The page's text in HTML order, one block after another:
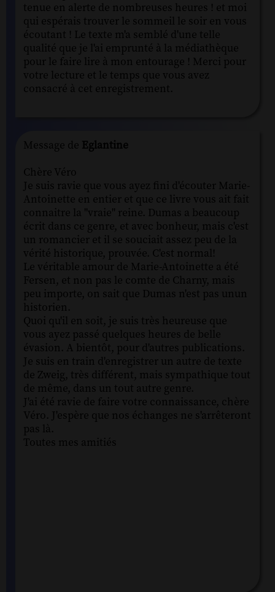
tenue en alerte de nombreuses heures ! et moi
qui espérais trouver le sommeil le soir en vous
écoutant ! Le texte m'a semblé d'une telle
qualité que je l'ai emprunté à la médiathèque
pour le faire lire à mon entourage ! Merci pour
votre lecture et le temps que vous avez
consacré à cet enregistrement.
Message de Eglantine
Chère Véro
Je suis ravie que vous ayez fini d'écouter Marie-
Antoinette en entier et que ce livre vous ait fait
connaitre la "vraie" reine. Dumas a beaucoup
écrit dans ce genre, et avec bonheur, mais c'est
un romancier et il se souciait assez peu de la
vérité historique, prouvée. C'est normal!
Le véritable amour de Marie-Antoinette a été
Fersen, et non pas le comte de Charny, mais
peu importe, on sait que Dumas n'est pas unun
historien.
Quoi qu'il en soit, je suis très heureuse que
vous ayez passé quelques heures de belle
évasion. A bientôt, pour d'autres publications.
Je suis en train d'enregistrer un autre de texte
de Zweig, très différent, mais sympathique tout
de même, dans un tout autre genre.
J'ai été ravie de faire votre connaissance, chère
Véro. J'espère que nos échanges ne s'arrêteront
pas là.
Toutes mes amitiés